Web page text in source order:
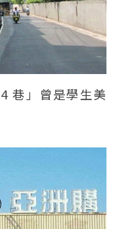
巷」曾是學生美